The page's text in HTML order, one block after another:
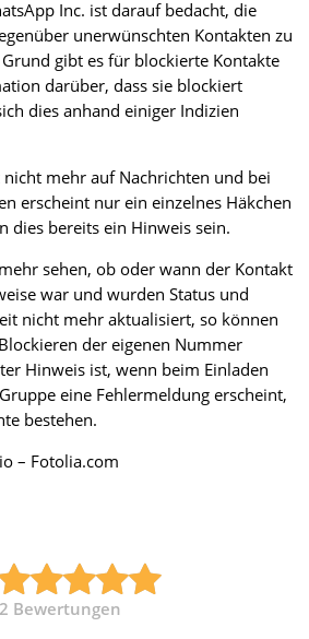
Inc. ist darauf bedacht, die
unerwünschten Kontakten zu
gibt es für blockierte Kontakte
darüber, dass sie blockiert
dies anhand einiger Indizien
mehr auf Nachrichten und bei
erscheint nur ein einzelnes Häkchen
dies bereits ein Hinweis sein.
sehen, ob oder wann der Kontakt
war und wurden Status und
nicht mehr aktualisiert, so können
der eigenen Nummer
Hinweis ist, wenn beim Einladen
eine Fehlermeldung erscheint,
bestehen.
– Fotolia.com
2 Bewertungen